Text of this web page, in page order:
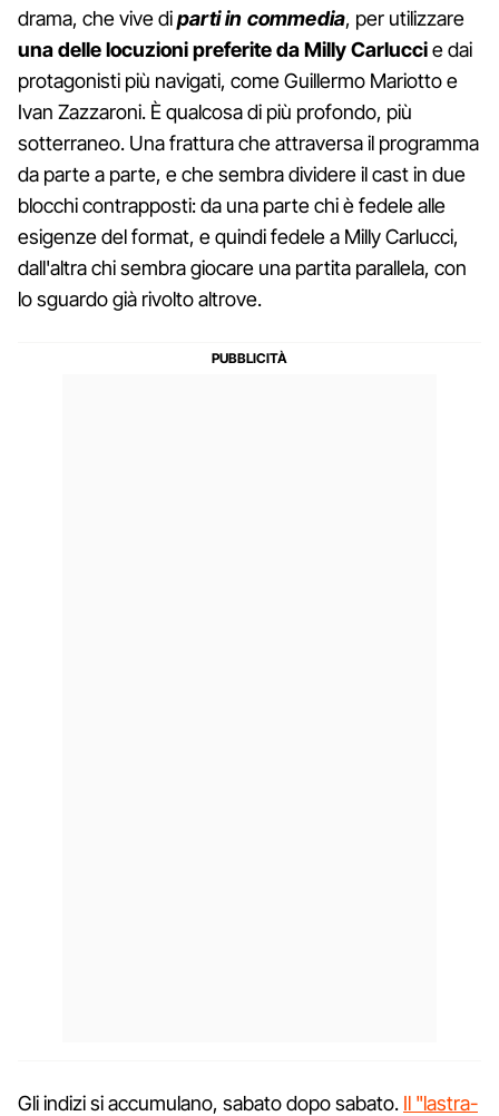
drama, che vive diparti in commedia, per utilizzare
una delle locuzioni preferite da Milly Carluccie dai
protagonisti più navigati, come Guillermo Mariotto e
Ivan Zazzaroni. È qualcosa di più profondo, più
sotterraneo. Una frattura che attraversa il programma
da parte a parte, e che sembra dividere il cast in due
blocchi contrapposti: da una parte chi è fedele alle
esigenze del format, e quindi fedele a Milly Carlucci,
dall'altra chi sembra giocare una partita parallela, con
lo sguardo già rivolto altrove.
Gli indizi si accumulano, sabato dopo sabato. Il "lastra-